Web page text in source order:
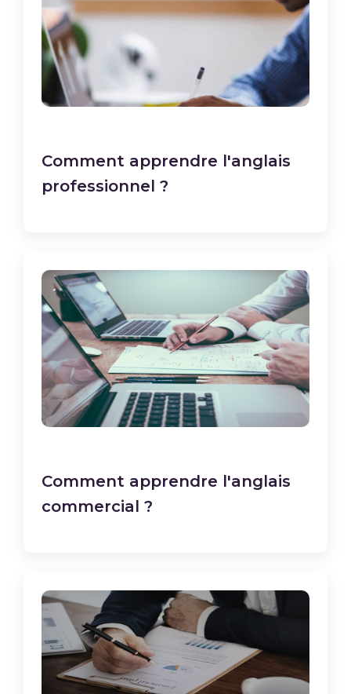
Comment apprendre l'anglais
professionnel ?
Comment apprendre l'anglais
commercial ?